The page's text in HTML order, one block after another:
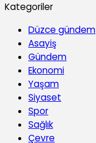
Kategoriler
Düzce gündem
Asayiş
Gündem
Ekonomi
Yaşam
Siyaset
Spor
Sağlık
Çevre